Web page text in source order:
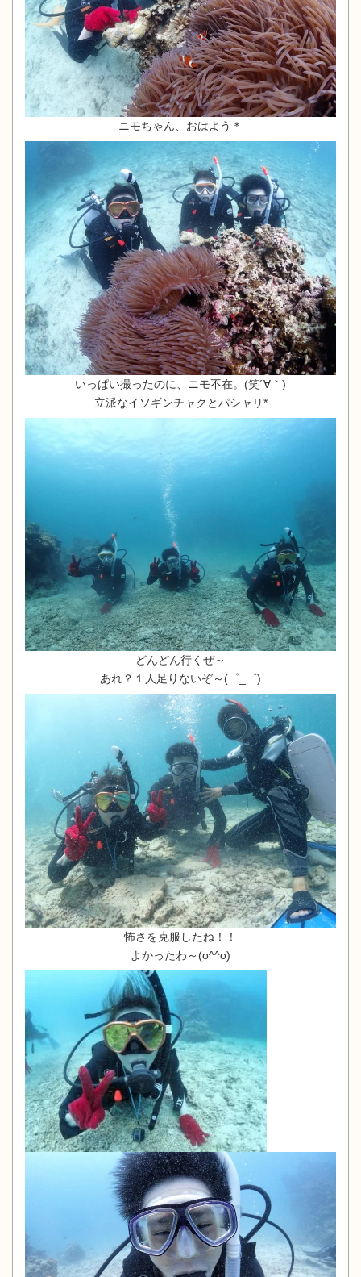
ニモちゃん、おはよう＊
いっぱい撮ったのに、ニモ不在。(笑´∀｀)
立派なイソギンチャクとパシャリ*
どんどん行くぜ～
あれ？１人足りないぞ～(゜_゜)
怖さを克服したね！！
よかったわ～(o^^o)